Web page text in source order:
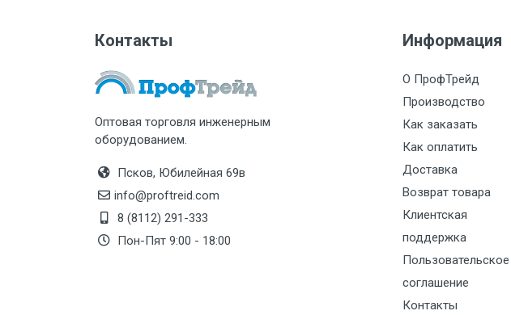
Контакты
Оптовая торговля инженерным
оборудованием.
Псков, Юбилейная 69в
info@proftreid.com
8 (8112) 291-333
Пон-Пят 9:00 - 18:00
Информация
О ПрофТрейд
Производство
Как заказать
Как оплатить
Доставка
Возврат товара
Клиентская
поддержка
Пользовательское
соглашение
Контакты